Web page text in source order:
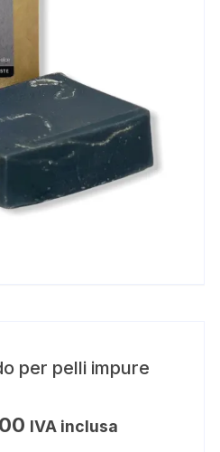
per pelli impure
IVA inclusa